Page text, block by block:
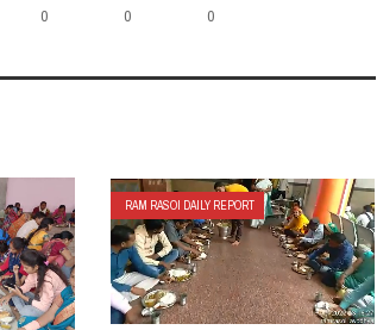
0 0 0
RAM RASOI DAILY REPORT